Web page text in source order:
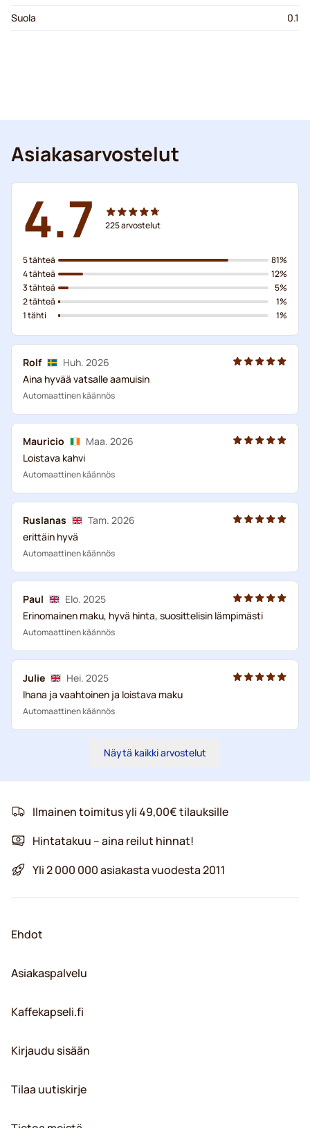
Suola
0.1
Asiakasarvostelut
4.7 225arvostelut
5 tähteä
4 tähteä
3 tähteä
2 tähteä
1 tähti
81%
12%
5%
1%
1%
Rolf
Huh. 2026
Aina hyvää vatsalle aamuisin
Automaattinen käännös
Mauricio
Maa. 2026
Loistava kahvi
Automaattinen käännös
Ruslanas
Tam. 2026
erittäin hyvä
Automaattinen käännös
Paul
Elo. 2025
Erinomainen maku, hyvä hinta, suosittelisin lämpimästi
Automaattinen käännös
Julie
Hei. 2025
Ihana ja vaahtoinen ja loistava maku
Automaattinen käännös
Näytä kaikki arvostelut
Ilmainen toimitus yli 49,00€ tilauksille
Hintatakuu – aina reilut hinnat!
Yli 2 000 000 asiakasta vuodesta 2011
Ehdot
Asiakaspalvelu
Kaffekapseli.fi
Kirjaudu sisään
Tilaa uutiskirje